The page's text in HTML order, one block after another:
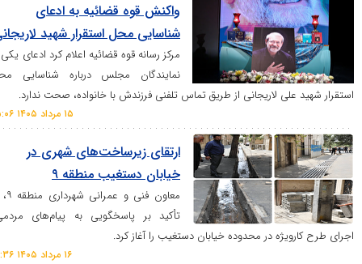
واکنش قوه قضائیه به ادعای
شناسایی محل استقرار شهید لاریجانی
مرکز رسانه قوه قضائیه اعلام کرد ادعای یکی از
نمایندگان مجلس درباره شناسایی محل
لاریجانی از طریق تماس تلفنی فرزندش با خانواده، صحت ندارد.
ارتقای زیرساخت‌های شهری در
خیابان دستغیب منطقه ۹
معاون فنی و عمرانی شهرداری منطقه ۹، با
تأکید بر پاسخگویی به پیام‌های مردمی،
در محدوده خیابان دستغیب را آغاز کرد.